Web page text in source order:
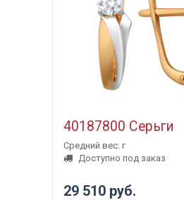
40187800 Серьги
Средний вес: г
Доступно под заказ
29 510 руб.